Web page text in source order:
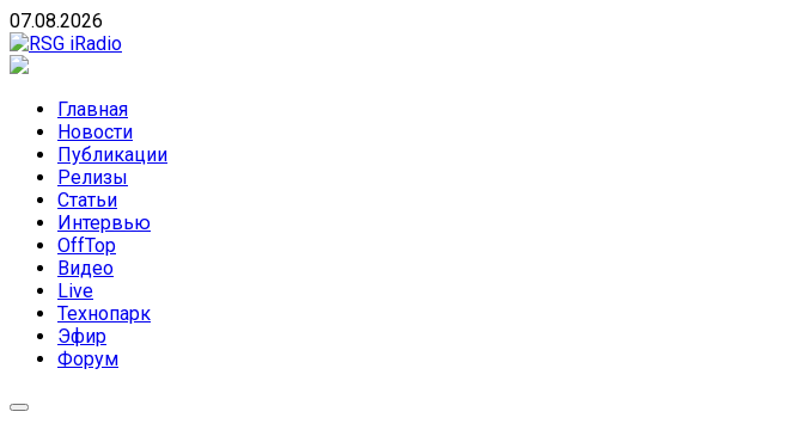
Skip
to
content
07.08.2026
Главная
Новости
Публикации
Релизы
Статьи
Интервью
OffTop
Видео
Live
Технопарк
Эфир
Форум